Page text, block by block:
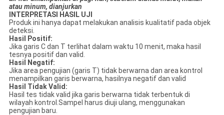
atau minum, dianjurkan
INTERPRETASI HASIL UJI
Produk ini hanya dapat melakukan analisis kualitatif pada objek
deteksi.
Hasil Positif:
Jika garis C dan T terlihat dalam waktu 10 menit, maka hasil
tesnya positif dan valid.
Hasil Negatif:
Jika area pengujian (garis T) tidak berwarna dan area kontrol
menampilkan garis berwarna, hasilnya negatif dan valid
Hasil Tidak Valid:
Hasil tes tidak valid jika garis berwarna tidak terbentuk di
wilayah kontrol.Sampel harus diuji ulang, menggunakan
pengujian baru.